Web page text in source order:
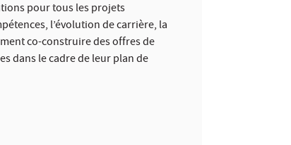
pour tous les projets
l’évolution de carrière, la
co-construire des offres de
dans le cadre de leur plan de